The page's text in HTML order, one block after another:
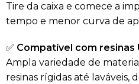
Tire da caixa e comece a
tempo e menor curva de
✅ Compatível com resinas
Ampla variedade de
resinas rígidas até laváveis,